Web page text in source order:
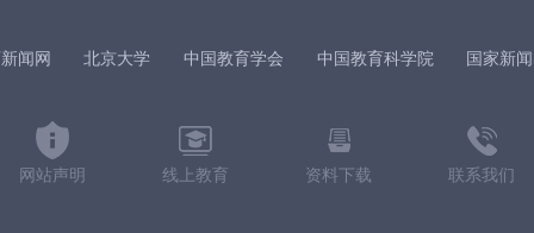
闻网 北京大学 中国教育学会 中国教育科学院 国家新
网站声明 线上教育 资料下载 联系我们